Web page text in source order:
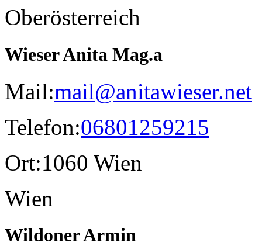
Oberösterreich
Wieser Anita Mag.a
Mail:mail@anitawieser.net
Telefon:06801259215
Ort:1060 Wien
Wien
Wildoner Armin